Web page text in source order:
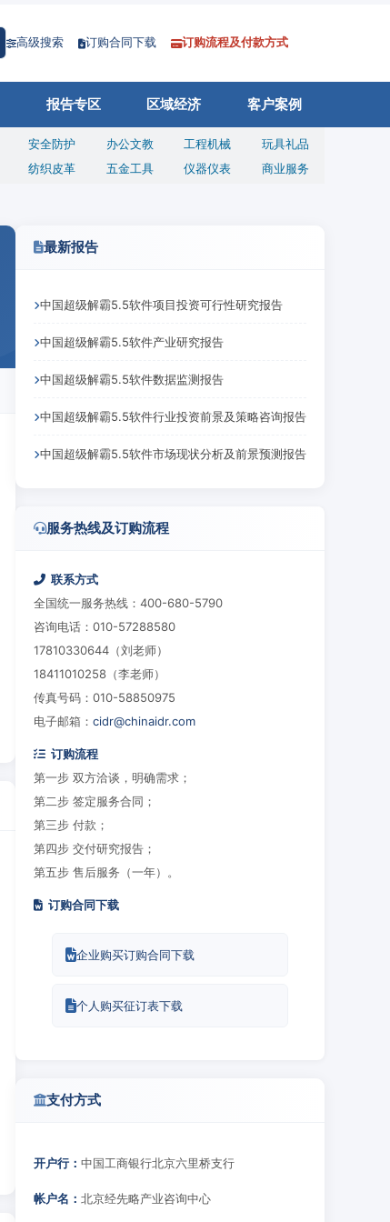
高级搜索 订购合同下载 订购流程及付款方式
报告专区 区域经济 客户案例
安全防护 办公文教 工程机械
玩具礼品
纺织皮革 五金工具 仪器仪表 商业服务
最新报告
中国超级解霸5.5软件项目投资可行性研究报告
中国超级解霸5.5软件产业研究报告
中国超级解霸5.5软件数据监测报告
中国超级解霸5.5软件行业投资前景及策略咨询报告
中国超级解霸5.5软件市场现状分析及前景预测报告
服务热线及订购流程
联系方式
全国统一服务热线：400-680-5790
咨询电话：010-57288580
17810330644（刘老师）
18411010258（李老师）
传真号码：010-58850975
电子邮箱： cidr@chinaidr.com
订购流程
第一步 双方洽谈，明确需求；
第二步 签定服务合同；
第三步 付款；
第四步 交付研究报告；
第五步 售后服务（一年）。
订购合同下载
企业购买订购合同下载
个人购买征订表下载
支付方式
开户行： 中国工商银行北京六里桥支行
帐户名： 北京经先略产业咨询中心